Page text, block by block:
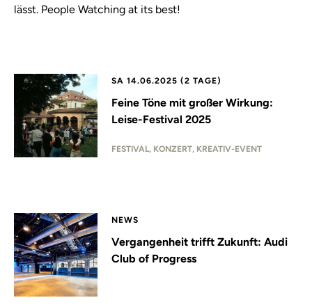
lässt. People Watching at its best!
SA 14.06.2025 (2 TAGE)
Feine Töne mit großer Wirkung:
Leise-Festival 2025
FESTIVAL, KONZERT, KREATIV-EVENT
NEWS
Vergangenheit trifft Zukunft: Audi
Club of Progress